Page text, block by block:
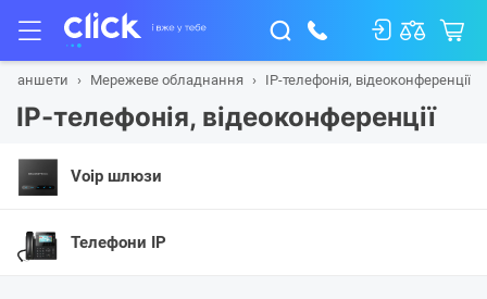
планшети Мережеве обладнання IP-телефонія, відеоконференції
IP-телефонія, відеоконференції
Voip шлюзи
Телефони IP